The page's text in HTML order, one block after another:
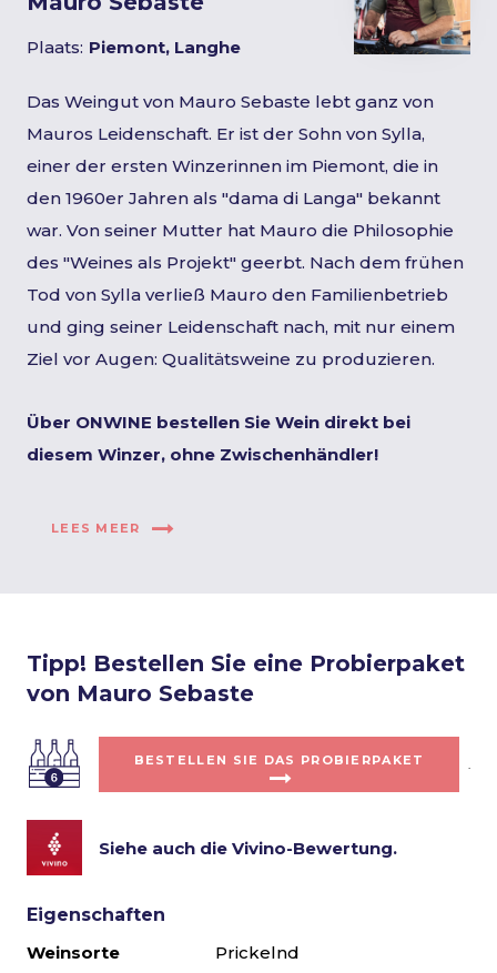
Plaats: Piemont, Langhe
Das Weingut von Mauro Sebaste lebt ganz von
Mauros Leidenschaft. Er ist der Sohn von Sylla,
einer der ersten Winzerinnen im Piemont, die in
den 1960er Jahren als "dama di Langa" bekannt
war. Von seiner Mutter hat Mauro die Philosophie
des "Weines als Projekt" geerbt. Nach dem frühen
Tod von Sylla verließ Mauro den Familienbetrieb
und ging seiner Leidenschaft nach, mit nur einem
Ziel vor Augen: Qualitätsweine zu produzieren.
Über ONWINE bestellen Sie Wein direkt bei
diesem Winzer, ohne Zwischenhändler!
LEES MEER
Tipp! Bestellen Sie eine Probierpaket
von Mauro Sebaste
BESTELLEN SIE DAS PROBIERPAKET
Siehe auch die Vivino-Bewertung.
Eigenschaften
Weinsorte
Prickelnd